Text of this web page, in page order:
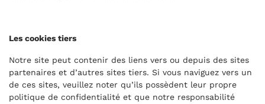
Les cookies tiers
Notre site peut contenir des liens vers ou depuis des sites
partenaires et d’autres sites tiers. Si vous naviguez vers un
de ces sites, veuillez noter qu’ils possèdent leur propre
politique de confidentialité et que notre responsabilité